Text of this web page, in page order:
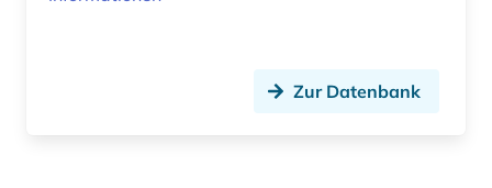
deutschsprachige gemeinschaft belgien (2)
deutschsprachiger raum (1)
Zur Datenbank